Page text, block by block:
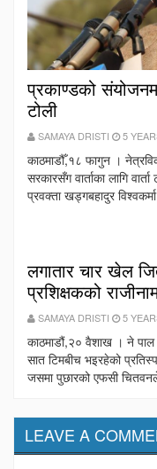
प्रकाण्डको
टोली
SAMAYA DRISTI 5
काठमाडौँ,१८ फागुन ।
सरकारसँग वार्ताका लागि
प्रवक्ता खड्गबहादुर
लगातार चार खेल
प्रशिक्षकको
SAMAYA DRISTI 5
काठमाडौं,२० वैशाख । ने
सात टिमबीच भइरहेको
जसमा पुछारको एफसी
LEAVE A